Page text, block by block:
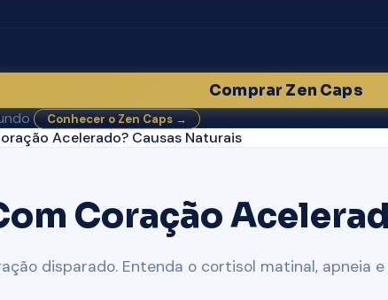
Comprar Zen Caps
Conhecer o Zen Caps →
Acelerado? Causas Naturais
Coração
disparado. Entenda o cortisol matinal, apneia